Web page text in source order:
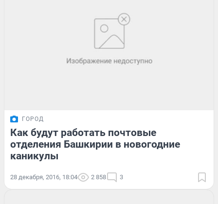
ГОРОД
Как будут работать почтовые
отделения Башкирии в новогодние
каникулы
28 декабря, 2016, 18:04 2 858 3